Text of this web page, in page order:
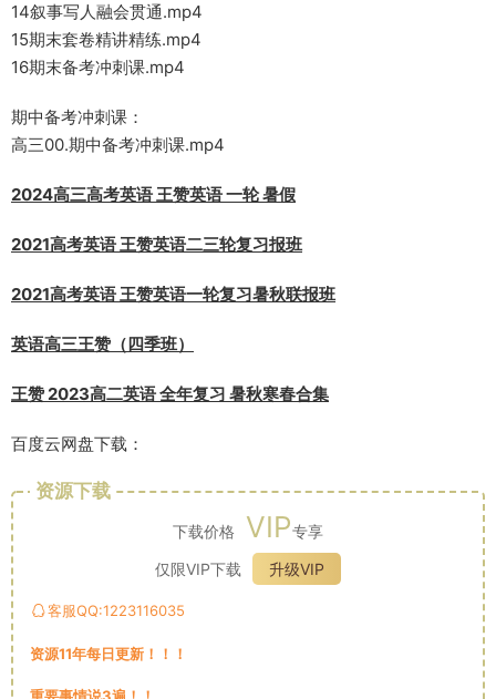
14叙事写人融会贯通.mp4
15期末套卷精讲精练.mp4
16期末备考冲刺课.mp4
期中备考冲刺课：
高三00.期中备考冲刺课.mp4
2024高三高考英语 王赞英语 一轮 暑假
2021高考英语 王赞英语二三轮复习报班
2021高考英语 王赞英语一轮复习暑秋联报班
英语高三王赞（四季班）
王赞 2023高二英语 全年复习 暑秋寒春合集
百度云网盘下载：
资源下载
下载价格 VIP专享
仅限VIP下载
升级VIP
客服QQ:1223116035
资源11年每日更新！！！